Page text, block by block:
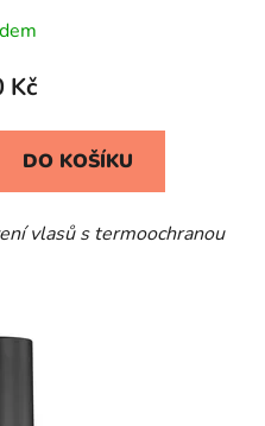
Kč
DO KOŠÍKU
vlasů s termoochranou